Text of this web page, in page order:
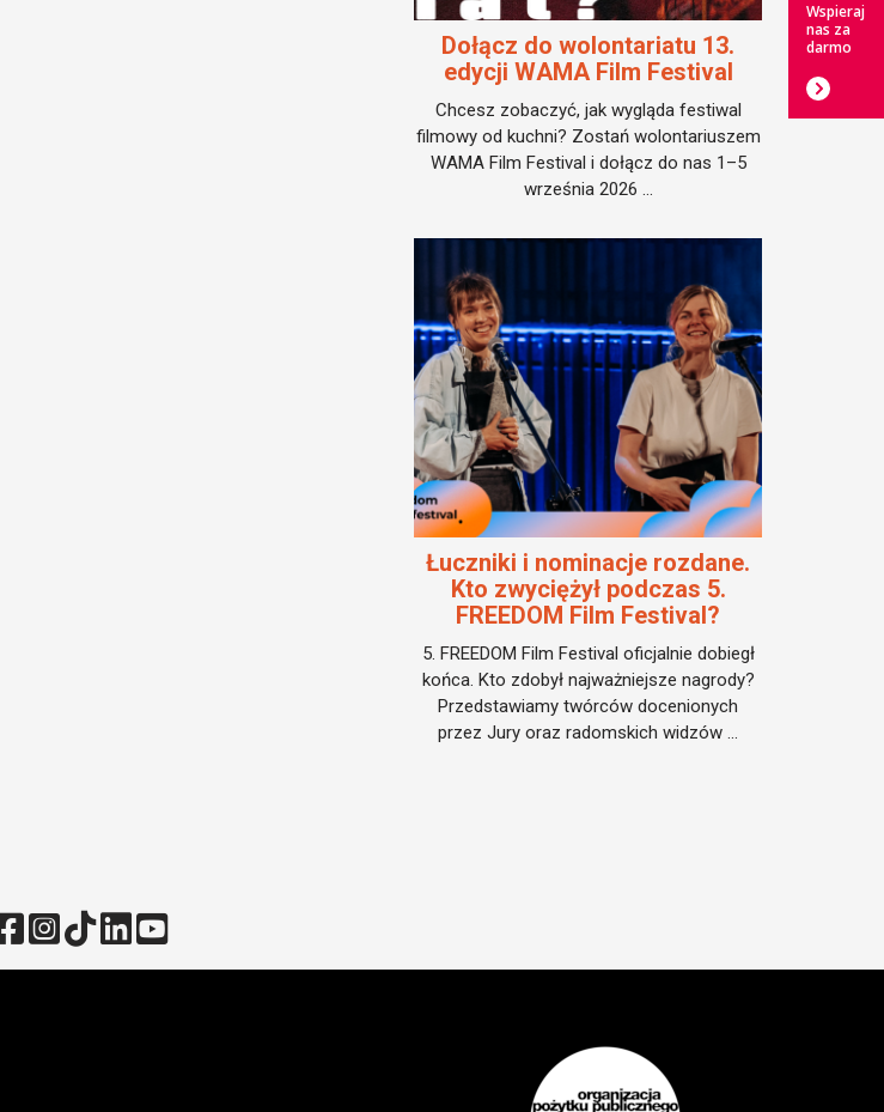
Dołącz do wolontariatu 13.
edycji WAMA Film Festival
Chcesz zobaczyć, jak wygląda festiwal
filmowy od kuchni? Zostań wolontariuszem
WAMA Film Festival i dołącz do nas 1–5
września 2026 ...
Łuczniki i nominacje rozdane.
Kto zwyciężył podczas 5.
FREEDOM Film Festival?
5. FREEDOM Film Festival oficjalnie dobiegł
końca. Kto zdobył najważniejsze nagrody?
Przedstawiamy twórców docenionych
przez Jury oraz radomskich widzów ...
Wspieraj
nas za
darmo